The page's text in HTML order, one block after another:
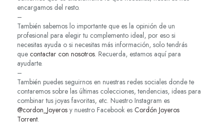
encargamos del resto.
–
También sabemos lo importante que es la opinión de un
profesional para elegir tu complemento ideal, por eso si
necesitas ayuda o si necesitas más información, solo tendrás
que contactar con nosotros. Recuerda, estamos aquí para
ayudarte.
–
También puedes seguirnos en nuestras redes sociales donde te
contaremos sobre las últimas colecciones, tendencias, ideas para
combinar tus joyas favoritas, etc. Nuestro Instagram es
@cordon_Joyeros y nuestro Facebook es Cordón Joyeros
Torrent.